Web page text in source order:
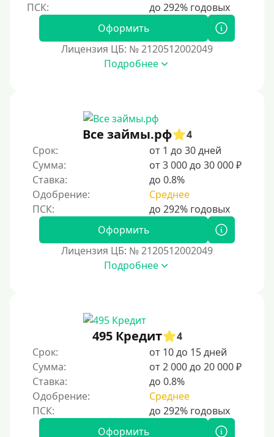
С опцией досрочного погашения долга
Без страховок и комиссий
Со страховкой
Без электронной почты
С автоматическим одобрением
Без номера телефона
На телефон
Бесплатно и без обязательной подписки
Без звонков и проверок
Онлайн круглосуточно
На карту круглосуточно
Деньги в долг
В долг на карту
Срок
Оформить
Лицензия ЦБ: № 2120512002049
Подробнее
Все займы.рф
4
Срок:
от 1 до 30 дней
Сумма:
от 3 000 до 30 000 ₽
Ставка:
до 0.8%
Одобрение:
Среднее
Оформить
Лицензия ЦБ: № 2120512002049
Подробнее
495 Кредит
4
Срок:
от 10 до 15 дней
Сумма:
от 2 000 до 20 000 ₽
Ставка:
до 0.8%
Одобрение:
Среднее
Оформить